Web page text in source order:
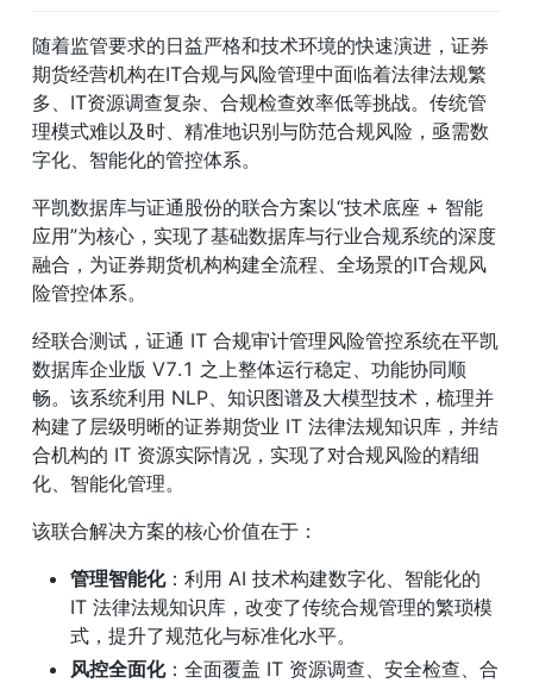
随着监管要求的日益严格和技术环境的快速演进，证券
期货经营机构在IT合规与风险管理中面临着法律法规繁
多、IT资源调查复杂、合规检查效率低等挑战。传统管
理模式难以及时、精准地识别与防范合规风险，亟需数
字化、智能化的管控体系。
平凯数据库与证通股份的联合方案以“技术底座 + 智能
应用”为核心，实现了基础数据库与行业合规系统的深度
融合，为证券期货机构构建全流程、全场景的IT合规风
险管控体系。
经联合测试，证通 IT 合规审计管理风险管控系统在平凯
数据库企业版 V7.1 之上整体运行稳定、功能协同顺
畅。该系统利用 NLP、知识图谱及大模型技术，梳理并
构建了层级明晰的证券期货业 IT 法律法规知识库，并结
合机构的 IT 资源实际情况，实现了对合规风险的精细
化、智能化管理。
该联合解决方案的核心价值在于：
管理智能化：利用 AI 技术构建数字化、智能化的
IT 法律法规知识库，改变了传统合规管理的繁琐模
式，提升了规范化与标准化水平。
风控全面化：全面覆盖 IT 资源调查、安全检查、合